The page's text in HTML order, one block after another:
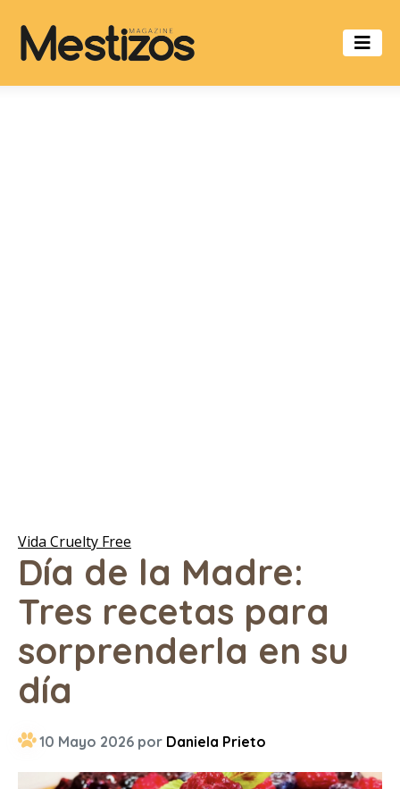
Vida Cruelty Free
Día de la Madre:
Tres recetas para
sorprenderla en su
día
10 Mayo 2026 por Daniela Prieto